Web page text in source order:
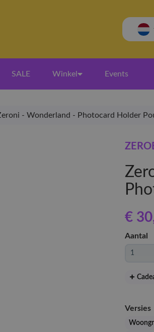
SALE Winkel Events
- Wonderland - Photocard Holder
€ 30
Aantal
Versies